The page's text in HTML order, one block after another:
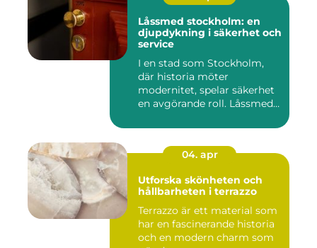
Låssmed stockholm: en
djupdykning i säkerhet och
service
I en stad som Stockholm,
där historia möter
modernitet, spelar säkerhet
en avgörande roll. Låssmed
04. apr
Utforska skönheten och
hållbarheten i terrazzo
Terrazzo är ett material som
har en fascinerande historia
och en modern charm som